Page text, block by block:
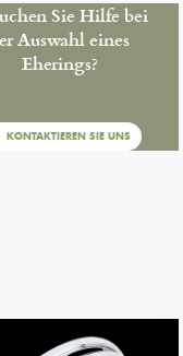
Sie Hilfe bei
Auswahl eines
Eherings?
KONTAKTIEREN SIE UNS